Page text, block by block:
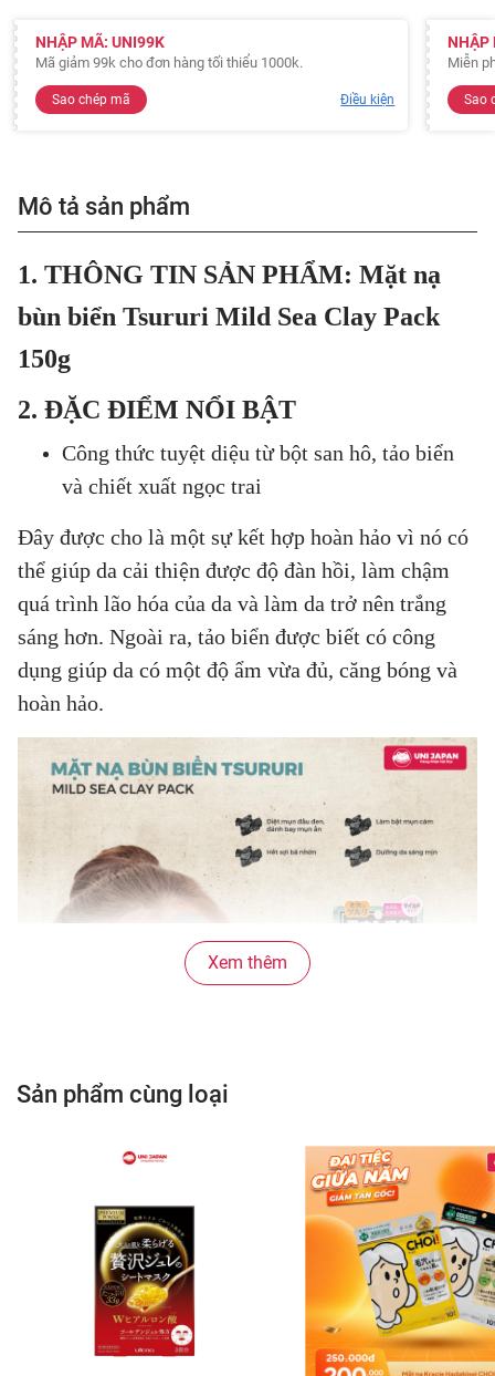
NHẬP MÃ: UNI99K
Mã giảm 99k cho đơn hàng tối thiểu 1000k.
Sao chép mã Điều kiện
NHẬP
Miễn
Sao
Mô tả sản phẩm
1. THÔNG TIN SẢN PHẨM: Mặt nạ
bùn biển Tsururi Mild Sea Clay Pack
150g
2. ĐẶC ĐIỂM NỔI BẬT
Công thức tuyệt diệu từ bột san hô, tảo biển
và chiết xuất ngọc trai
Đây được cho là một sự kết hợp hoàn hảo vì nó có
thể giúp da cải thiện được độ đàn hồi, làm chậm
quá trình lão hóa của da và làm da trở nên trắng
sáng hơn. Ngoài ra, tảo biển được biết có công
dụng giúp da có một độ ẩm vừa đủ, căng bóng và
hoàn hảo.
Các thành phần chính là bùn biển Okinawa,
tảo nâu, lô hội tiếp thêm “sức sống” đặc biệt
cho da
Với bản chất nhiều vitamin và khoáng chất thiết
Xem thêm
Sản phẩm cùng loại